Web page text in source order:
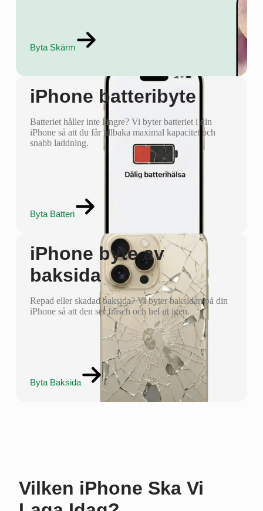
Byta Skärm
iPhone batteribyte
Batteriet håller inte längre? Vi byter batteriet i din
iPhone så att du får tillbaka maximal kapacitet och
snabb laddning.
Byta Batteri
iPhone byte av
baksida
Repad eller skadad baksida? Vi byter baksidan på din
iPhone så att den ser fräsch och hel ut igen.
Byta Baksida
Vilken iPhone Ska Vi